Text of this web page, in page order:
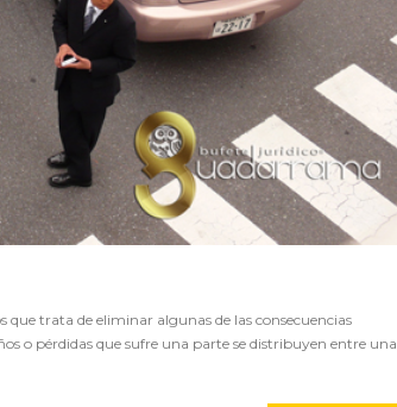
que trata de eliminar algunas de las consecuencias
o pérdidas que sufre una parte se distribuyen entre una